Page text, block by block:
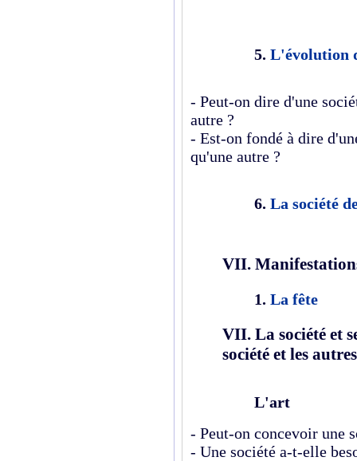
5. L'évolution
- Peut-on dire d'une
autre ?
- Est-on fondé à dire
qu'une autre ?
6. La société
VII.
1. La fête
VII. La société et
société et les
L'art
- Peut-on concevoir une
- Une société a-t-elle